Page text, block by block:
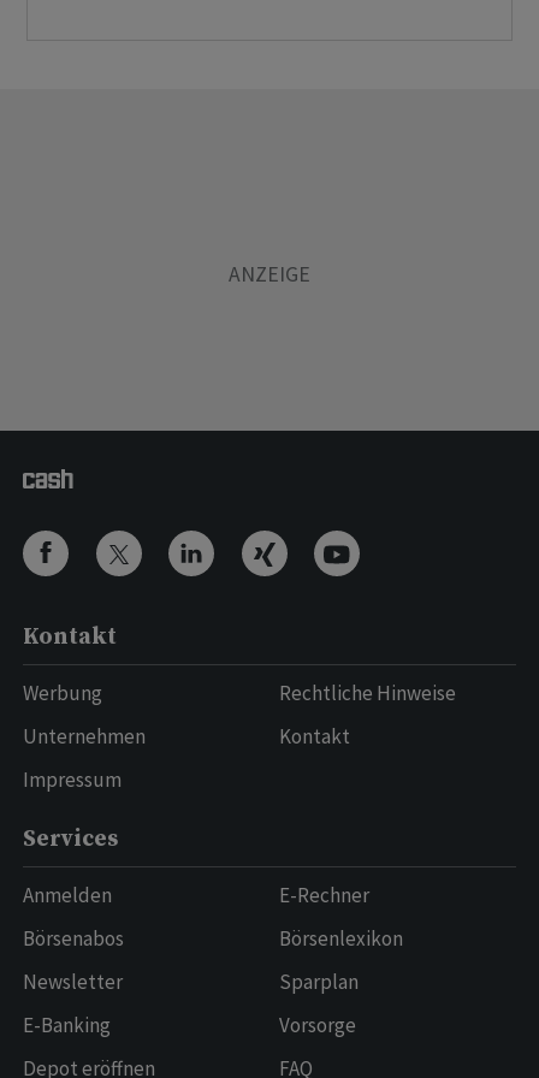
Kontakt
Werbung
Unternehmen
Impressum
Rechtliche Hinweise
Kontakt
Services
Anmelden
Börsenabos
Newsletter
E-Banking
Depot eröffnen
E-Rechner
Börsenlexikon
Sparplan
Vorsorge
FAQ